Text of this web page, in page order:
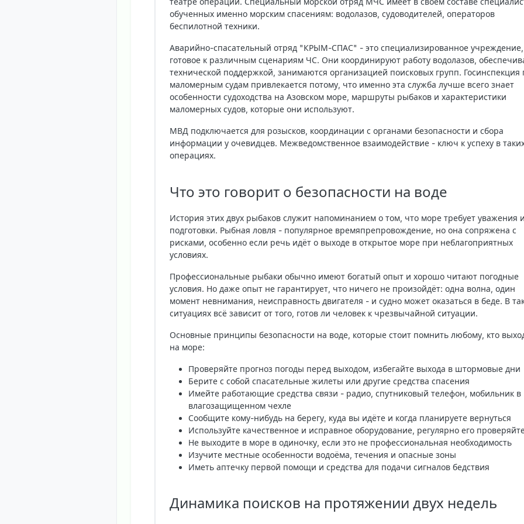
обученных именно морским спасениям: водолазов, судоводителей, операторов
беспилотной техники.
Аварийно-спасательный отряд "КРЫМ-СПАС" - это специализированное учреждение,
готовое к различным сценариям ЧС. Они координируют работу водолазов,
технической поддержкой, занимаются организацией поисковых групп. Госинспекция
маломерным судам привлекается потому, что именно эта служба лучше всего знает
особенности судоходства на Азовском море, маршруты рыбаков и характеристики
маломерных судов, которые они используют.
МВД подключается для розысков, координации с органами безопасности и сбора
информации у очевидцев. Межведомственное взаимодействие - ключ к успеху в
операциях.
Что это говорит о безопасности на воде
История этих двух рыбаков служит напоминанием о том, что море требует уважения и
подготовки. Рыбная ловля - популярное времяпрепровождение, но она сопряжена с
рисками, особенно если речь идёт о выходе в открытое море при неблагоприятных
условиях.
Профессиональные рыбаки обычно имеют богатый опыт и хорошо читают погодные
условия. Но даже опыт не гарантирует, что ничего не произойдёт: одна волна, один
момент невнимания, неисправность двигателя - и судно может оказаться в беде. В
ситуациях всё зависит от того, готов ли человек к чрезвычайной ситуации.
Основные принципы безопасности на воде, которые стоит помнить любому, кто
на море:
Проверяйте прогноз погоды перед выходом, избегайте выхода в штормовые дни
Берите с собой спасательные жилеты или другие средства спасения
Имейте работающие средства связи - радио, спутниковый телефон, мобильник в
влагозащищенном чехле
Сообщите кому-нибудь на берегу, куда вы идёте и когда планируете вернуться
Используйте качественное и исправное оборудование, регулярно его
Не выходите в море в одиночку, если это не профессиональная необходимость
Изучите местные особенности водоёма, течения и опасные зоны
Иметь аптечку первой помощи и средства для подачи сигналов бедствия
Динамика поисков на протяжении двух недель